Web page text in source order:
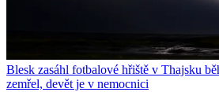
Blesk zasáhl fotbalové hřiště v Thajsku
zemřel, devět je v nemocnici